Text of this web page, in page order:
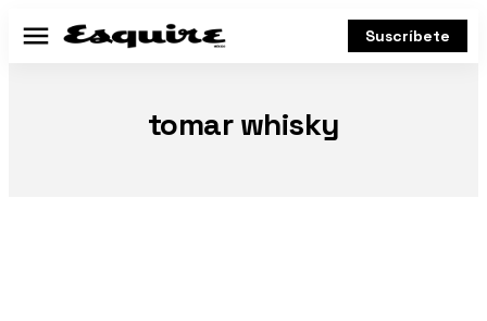
Menú Suscríbete
tomar whisky